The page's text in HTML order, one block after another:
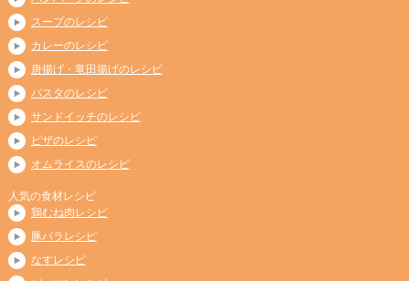
スープのレシピ
カレーのレシピ
唐揚げ・竜田揚げのレシピ
パスタのレシピ
サンドイッチのレシピ
ピザのレシピ
オムライスのレシピ
人気の食材レシピ
鶏むね肉レシピ
豚バラレシピ
なすレシピ